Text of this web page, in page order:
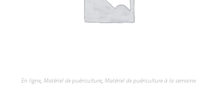
En ligne, Matériel de puériculture, Matériel de puériculture à la semaine